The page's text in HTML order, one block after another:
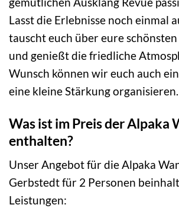
Lasst die Erlebnisse noch einmal
tauscht euch über eure
und genießt die friedliche
Wunsch können wir euch auch
eine kleine Stärkung organisieren.
Was ist im Preis der Alpaka
enthalten?
Unser Angebot für die Alpaka
Gerbstedt für 2 Personen
Leistungen: